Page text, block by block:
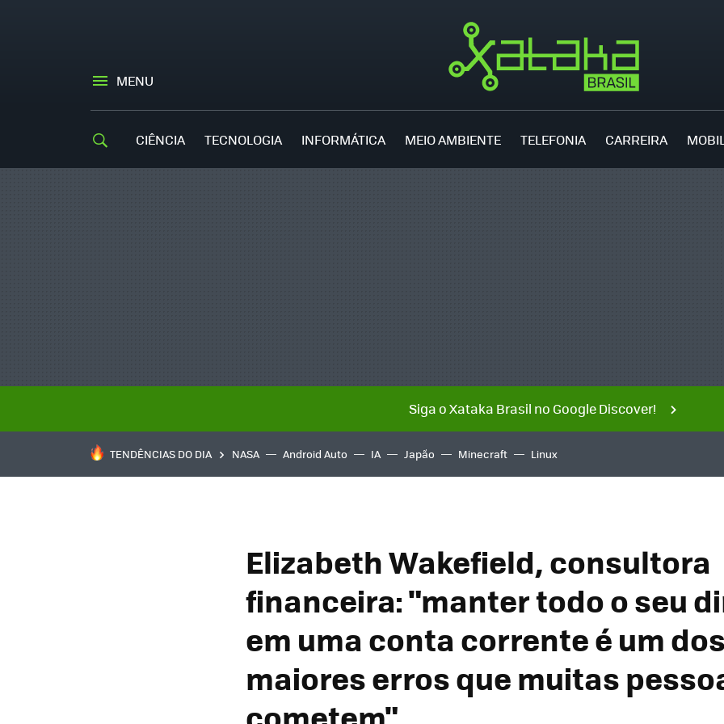
MENU
CIÊNCIA TECNOLOGIA INFORMÁTICA MEIO AMBIENTE TELEFONIA CARREIRA
Siga o Xataka Brasil no Google Discover!
TENDÊNCIAS DO DIA NASA Android Auto IA Japão Minecraft Linux
Elizabeth Wakefield, consultora
financeira: "manter todo o seu
em uma conta corrente é um dos
maiores erros que muitas